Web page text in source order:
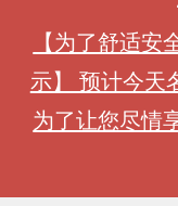
【为了舒适
示】 预计今天
为了让您尽情